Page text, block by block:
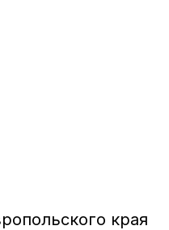
края